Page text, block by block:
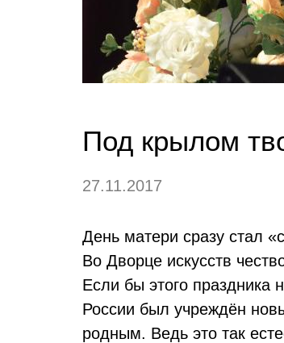
Под крылом
27.11.2017
День матери сразу стал
Во Дворце искусств
Если бы этого праздника
России был учреждён
родным. Ведь это так